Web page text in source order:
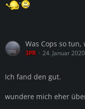
Was Cops so
3PR 24. Januar 2020
Ich fand den gut.
wundere mich eher